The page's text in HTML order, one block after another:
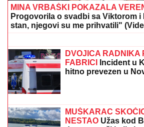
MINA VRBAŠKI POKAZALA
Progovorila o svadbi sa Viktorom i
stan, njegovi su me prihvatili"
"Pali" pljačkaši iz
poznatu brzu hranu,
munjevita akcija
hitno prevezen u